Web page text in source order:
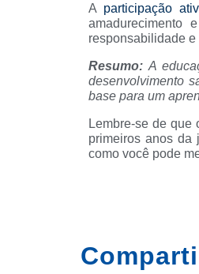
A participação
amadurecimento
responsabilidade e
Resumo:A
desenvolvimento
base para um
Lembre-se de
primeiros anos da
como você pode